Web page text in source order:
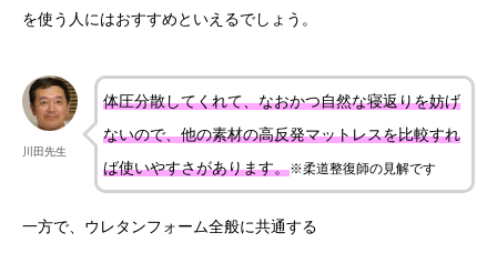
を使う人にはおすすめといえるでしょう。
川田先生
体圧分散してくれて、なおかつ自然な寝返りを妨げ
ないので、他の素材の高反発マットレスを比較すれ
ば使いやすさがあります。※柔道整復師の見解です
一方で、ウレタンフォーム全般に共通する